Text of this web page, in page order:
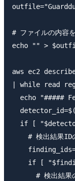
# ファイルの内容
echo "" >
aws ec2
| while read
echo "#####
if [
# 検出結果ID
if [
# 検出結果